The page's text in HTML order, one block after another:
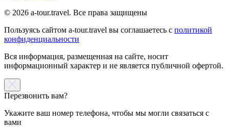
© 2026 a-tour.travel. Все права защищены
Пользуясь сайтом a-tour.travel вы соглашаетесь с политикой
конфиденциальности
Вся информация, размещенная на сайте, носит
информационный характер и не является публичной офертой.
Перезвонить вам?
Укажите ваш номер телефона, чтобы мы могли связаться с
вами